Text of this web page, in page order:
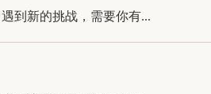
到新的挑战，需要你有...